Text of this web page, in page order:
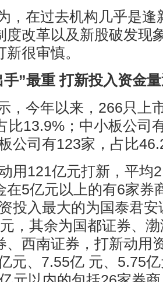
，在过去机构几乎是逢
度改革以及新股破发现
很审慎。
手”最重 打新投入资金
，今年以来，266只上
比13.9%；中小板公司
公司有123家，占比
用121亿元打新，平均
在5亿元以上的有6家券
投入最大的为国泰君
，其余为国都证券、
、西南证券，打新动用
元、7.55亿 元、5.75